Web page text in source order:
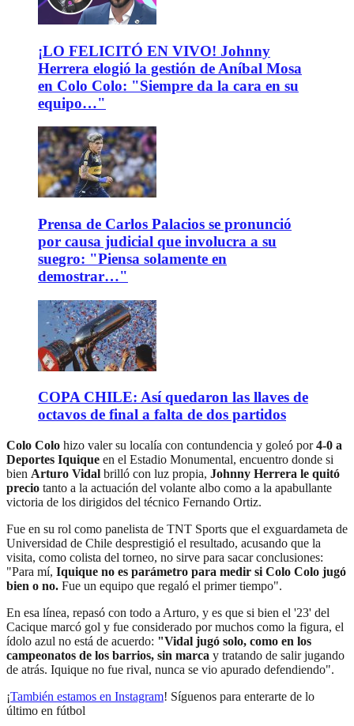
¡LO FELICITÓ EN VIVO! Johnny
Herrera elogió la gestión de Aníbal Mosa
en Colo Colo: "Siempre da la cara en su
equipo…"
Prensa de Carlos Palacios se pronunció
por causa judicial que involucra a su
suegro: "Piensa solamente en
demostrar…"
COPA CHILE: Así quedaron las llaves de
octavos de final a falta de dos partidos
Colo Colo hizo valer su localía con contundencia y goleó por4-0 a
Deportes Iquique en el Estadio Monumental, encuentro donde si
bien Arturo Vidal brilló con luz propia, Johnny Herrera le quitó
precio tanto a la actuación del volante albo como a la apabullante
victoria de los dirigidos del técnico Fernando Ortiz.
Fue en su rol como panelista de TNT Sports que el exguardameta de
Universidad de Chile desprestigió el resultado, acusando que la
visita, como colista del torneo, no sirve para sacar conclusiones:
"Para mí, Iquique no es parámetro para medir si Colo Colo jugó
bien o no. Fue un equipo que regaló el primer tiempo".
En esa línea, repasó con todo a Arturo, y es que si bien el '23' del
Cacique marcó gol y fue considerado por muchos como la figura, el
ídolo azul no está de acuerdo: "Vidal jugó solo, como en los
campeonatos de los barrios, sin marca y tratando de salir jugando
de atrás. Iquique no fue rival, nunca se vio apurado defendiendo".
¡También estamos en Instagram! Síguenos para enterarte de lo
último en fútbol